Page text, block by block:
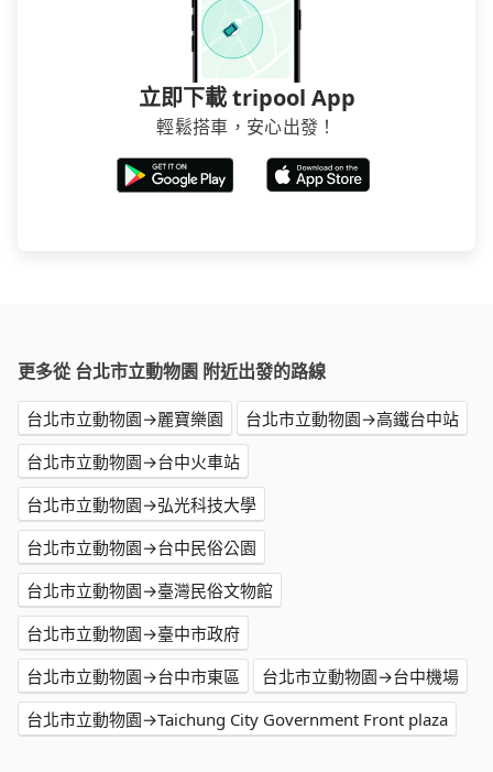
立即下載 tripool App
輕鬆搭車，安心出發！
更多從 台北市立動物園 附近出發的路線
台北市立動物園→麗寶樂園
台北市立動物園→高鐵台中站
台北市立動物園→台中火車站
台北市立動物園→弘光科技大學
台北市立動物園→台中民俗公園
台北市立動物園→臺灣民俗文物館
台北市立動物園→臺中市政府
台北市立動物園→台中市東區
台北市立動物園→台中機場
台北市立動物園→Taichung City Government Front plaza